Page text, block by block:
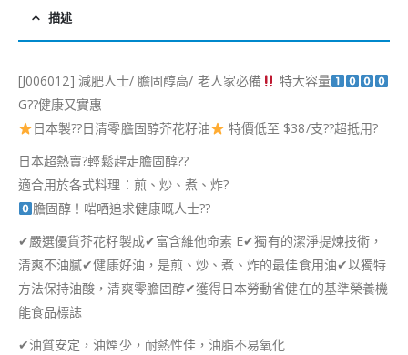
描述
[J006012] 減肥人士/ 膽固醇高/ 老人家必備
特大容量
G??健康又實惠
日本製??日清零膽固醇芥花籽油 特價低至 $38/支??超抵用?
日本超熱賣?輕鬆趕走膽固醇??
適合用於各式料理：煎、炒、煮、炸?
膽固醇！啱哂追求健康嘅人士??
✔嚴選優貨芥花籽製成✔富含維他命素 E✔獨有的潔淨提煉技術，
清爽不油膩✔健康好油，是煎、炒、煮、炸的最佳食用油✔以獨特
方法保持油酸，清爽零膽固醇✔獲得日本勞動省健在的基準榮養機
能食品標誌
✔油質安定，油煙少，耐熱性佳，油脂不易氧化